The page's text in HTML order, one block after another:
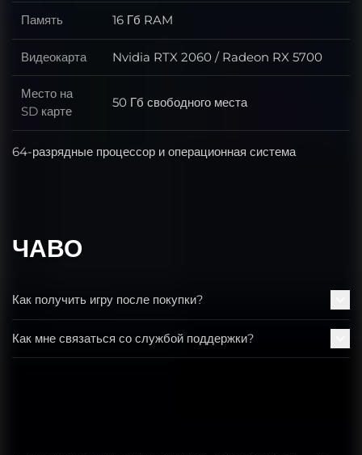
Память Память
16 Гб RAM
Видеокарта Видеокарта
Nvidia RTX 2060 / Radeon RX 5700
Место на
SD карте
Место на SD карте
50 Гб свободного места
64-разрядные процессор и операционная система
ЧАВО
Как получить игру после покупки?
Как мне связаться со службой поддержки?